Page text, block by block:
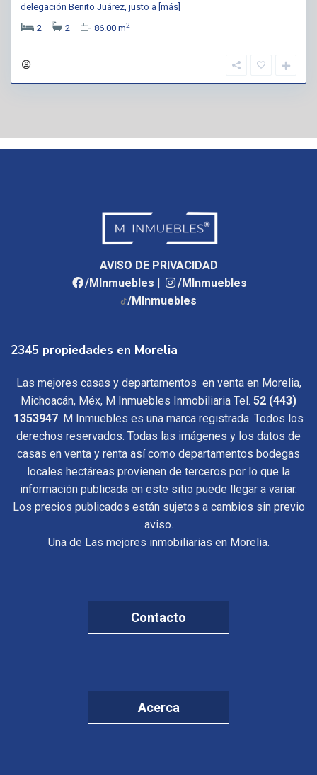
delegación Benito Juárez, justo a [más]
2
2 86.00 m2
AVISO DE PRIVACIDAD
/MInmuebles |
/MInmuebles
/MInmuebles
2345 propiedades en Morelia
Las mejores casas y departamentos en venta en Morelia,
Michoacán, Méx, M Inmuebles Inmobiliaria Tel. 52 (443)
1353947. M Inmuebles es una marca registrada. Todos los
derechos reservados. Todas las imágenes y los datos de
casas en venta y renta así como departamentos bodegas
locales hectáreas provienen de terceros por lo que la
información publicada en este sitio puede llegar a variar.
Los precios publicados están sujetos a cambios sin previo
aviso.
Una de Las mejores inmobiliarias en Morelia.